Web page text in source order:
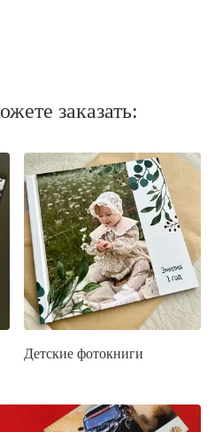
заказать:
Детские фотокниги